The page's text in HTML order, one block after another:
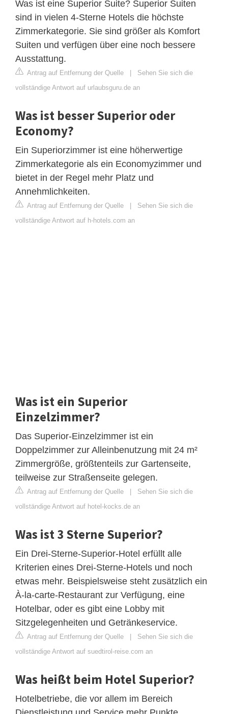
Was ist eine Superior Suite? Superior Suiten
sind in vielen 4-Sterne Hotels die höchste
Zimmerkategorie. Sie sind größer als Komfort
Suiten und verfügen über eine noch bessere
Ausstattung.
Antrag auf Entfernung der Quelle | Sehen Sie sich die
vollständige Antwort auf urlaubsguru.de an
Was ist besser Superior oder
Economy?
Ein Superiorzimmer ist eine höherwertige
Zimmerkategorie als ein Economyzimmer und
bietet in der Regel mehr Platz und
Annehmlichkeiten.
Antrag auf Entfernung der Quelle | Sehen Sie sich die
vollständige Antwort auf h-hotels.com an
Was ist ein Superior
Einzelzimmer?
Das Superior-Einzelzimmer ist ein
Doppelzimmer zur Alleinbenutzung mit 24 m²
Zimmergröße, größtenteils zur Gartenseite,
teilweise zur Straßenseite gelegen.
Antrag auf Entfernung der Quelle | Sehen Sie sich die
vollständige Antwort auf hotel-kocks.de an
Was ist 3 Sterne Superior?
Ein Drei-Sterne-Superior-Hotel erfüllt alle
Kriterien eines Drei-Sterne-Hotels und noch
etwas mehr. Beispielsweise steht zusätzlich ein
À-la-carte-Restaurant zur Verfügung, eine
Hotelbar, oder es gibt eine Lobby mit
Sitzgelegenheiten und Getränkeservice.
Antrag auf Entfernung der Quelle | Sehen Sie sich die
vollständige Antwort auf suedtirol-reise.com an
Was heißt beim Hotel Superior?
Hotelbetriebe, die vor allem im Bereich